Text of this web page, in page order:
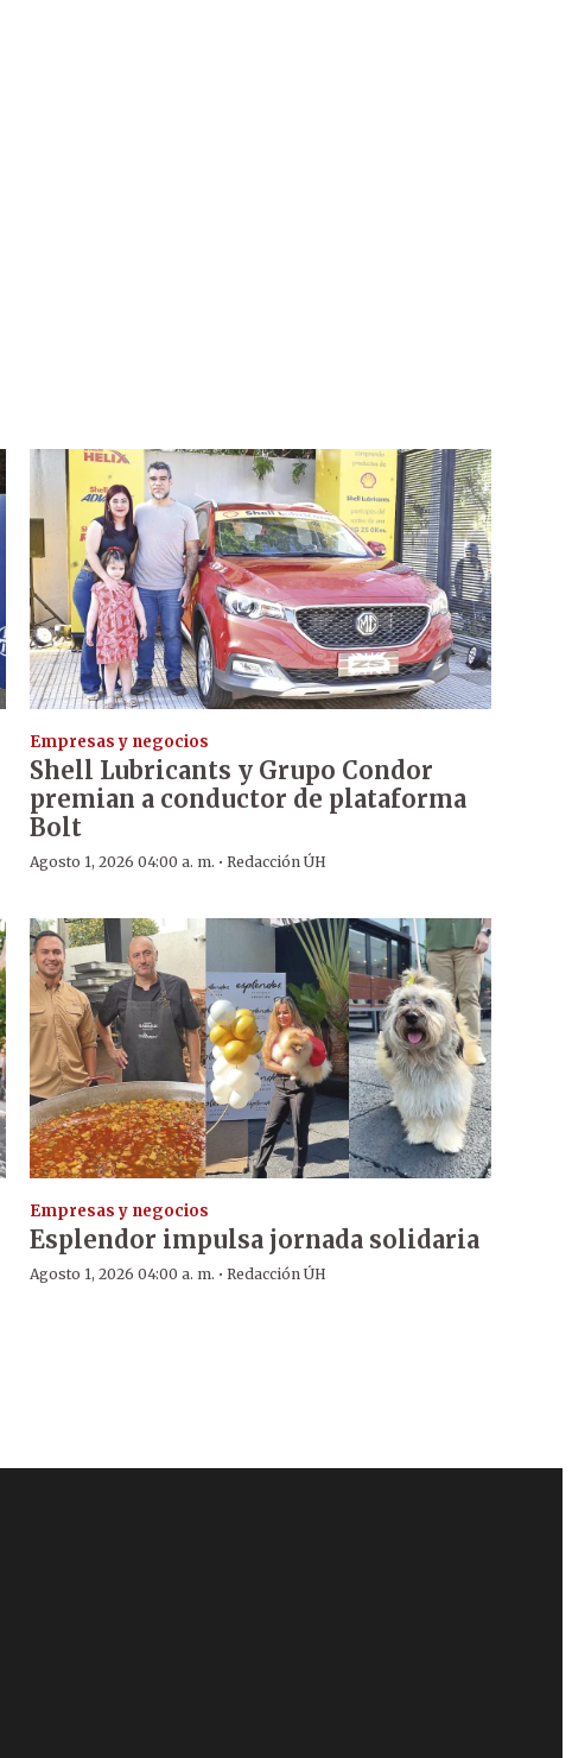
Empresas y negocios
Shell Lubricants y Grupo Condor
premian a conductor de plataforma
Bolt
Agosto 1, 2026 04:00 a. m. · Redacción ÚH
Empresas y negocios
Esplendor impulsa jornada solidaria
Agosto 1, 2026 04:00 a. m. · Redacción ÚH